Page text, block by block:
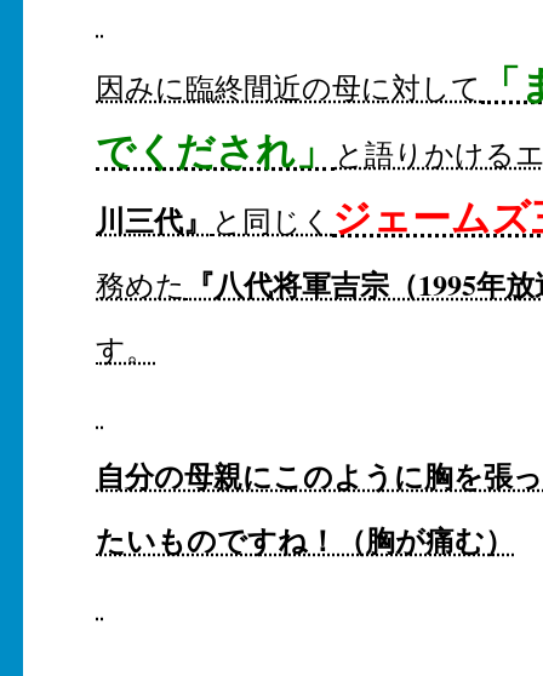
因みに臨終間近の母に対して
でくだされ」
と語りかける
川三代』 と同じく ジェーム
務めた 『八代将軍吉宗（1995年
す。
自分の母親にこのように胸を張
たいものですね！（胸が痛む）